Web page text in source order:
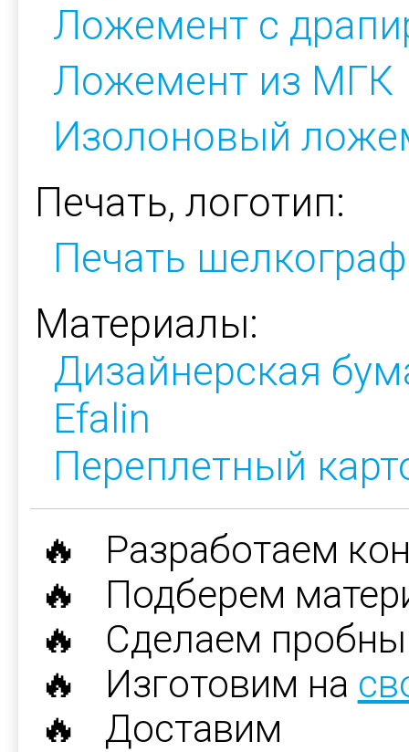
Ложемент с
Ложемент из МГК
Изолоновый
Печать, логотип:
Печать
Материалы:
Дизайнерская
Efalin
Переплетный
🔥 Разработаем
🔥 Подберем
🔥 Сделаем
🔥 Изготовим на
🔥 Доставим